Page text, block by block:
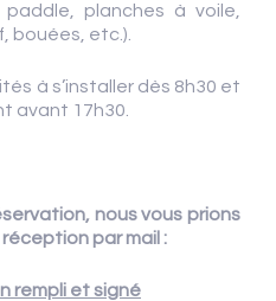
planches à voile,
bouées, etc.).
à s’installer dès 8h30 et
avant 17h30.
nous vous prions
par mail :
rempli et signé